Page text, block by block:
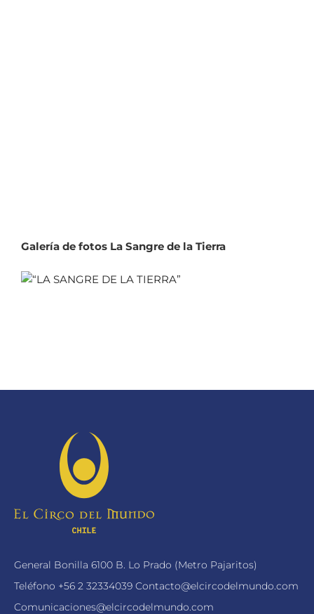
Galería de fotos La Sangre de la Tierra
General Bonilla 6100 B. Lo Prado (Metro Pajaritos)
Teléfono +56 2 32334039 Contacto@elcircodelmundo.com
Comunicaciones@elcircodelmundo.com